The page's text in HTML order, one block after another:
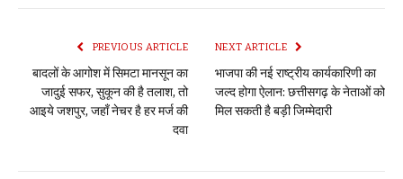
PREVIOUS ARTICLE
बादलों के आगोश में सिमटा मानसून का
जादुई सफर, सुकून की है तलाश, तो
आइये जशपुर, जहाँ नेचर है हर मर्ज की
दवा
NEXT ARTICLE
भाजपा की नई राष्ट्रीय कार्यकारिणी का
जल्द होगा ऐलान: छत्तीसगढ़ के नेताओं को
मिल सकती है बड़ी जिम्मेदारी